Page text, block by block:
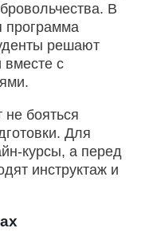
В
программа
решают
вместе с
не бояться
Для
курсы, а перед
инструктаж и